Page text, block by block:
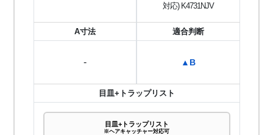
対応) K4731NJV
A寸法
-
適合判断
▲B
目皿+トラップリスト
目皿+トラップリスト
※ヘアキャッチャー対応可